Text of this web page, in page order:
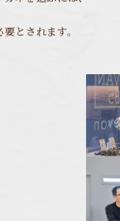
とされます。